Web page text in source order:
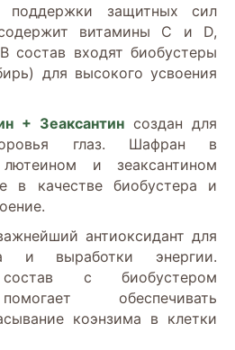
поддержки защитных сил
витамины C и D,
состав входят биобустеры
для высокого усвоения
+ Зеаксантин создан для
глаз. Шафран в
и зеаксантином
в качестве биобустера и
антиоксидант для
и выработки энергии.
с биобустером
обеспечивать
коэнзима в клетки